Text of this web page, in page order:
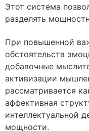
Этот система
разделять
При повышенной
обстоятельств
добавочные
активизации
рассматривается
аффективная
интеллектуальной
мощности.